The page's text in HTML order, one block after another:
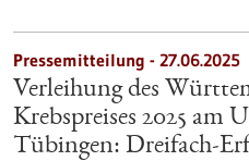
Pressemitteilung - 27.06.2025
Verleihung des
Krebspreises 2025 am
Tübingen: Dreifach-